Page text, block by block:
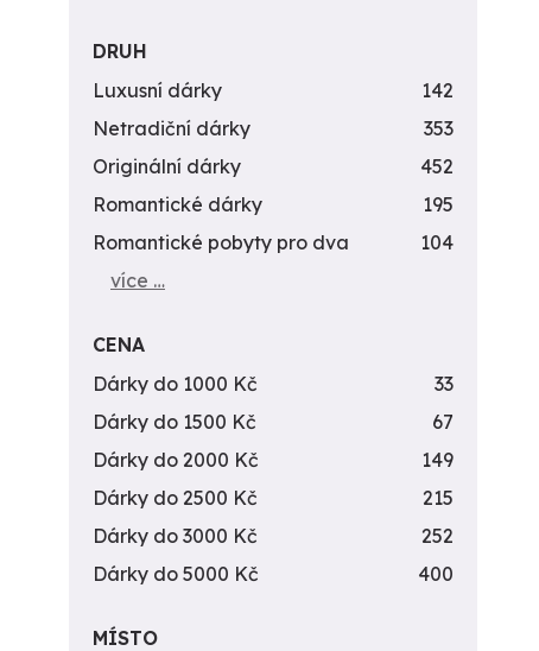
DRUH
Luxusní dárky
142
Netradiční dárky
353
Originální dárky
452
Romantické dárky
195
Romantické pobyty pro dva
104
více …
CENA
Dárky do 1000 Kč
33
Dárky do 1500 Kč
67
Dárky do 2000 Kč
149
Dárky do 2500 Kč
215
Dárky do 3000 Kč
252
Dárky do 5000 Kč
400
MÍSTO